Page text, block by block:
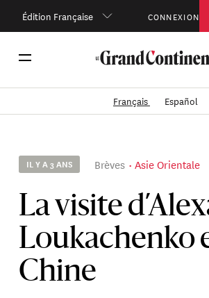
Édition Française CONNEXION
Français Español
IL Y A 3 ANS Brèves Asie Orientale
La visite
Loukachenko
Chine